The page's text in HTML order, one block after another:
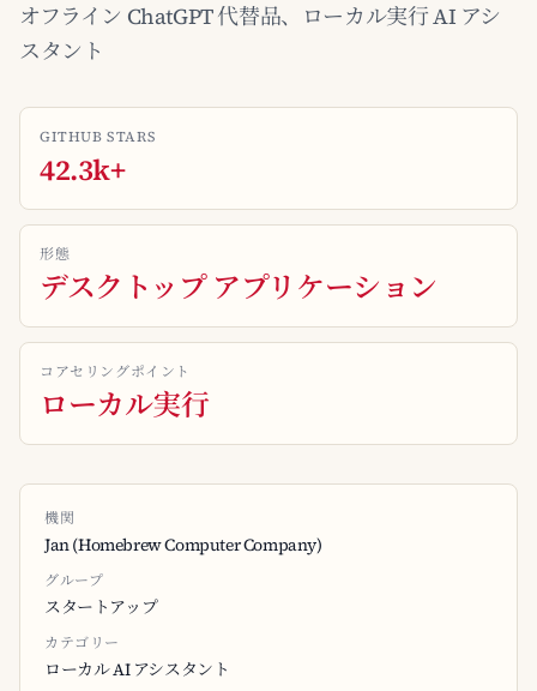
オフライン ChatGPT 代替品、ローカル実行 AI アシ
スタント
GITHUB STARS
42.3k+
形態
デスクトップ アプリケーション
コアセリングポイント
ローカル実行
機関
Jan (Homebrew Computer Company)
グループ
スタートアップ
カテゴリー
ローカル AI アシスタント